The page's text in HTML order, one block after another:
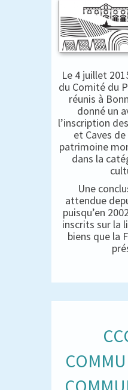
Le 4 juillet
du Comité du
réunis à
donné un
l’inscription
et Caves
patrimoine
dans la
Une
attendue
puisqu’en
inscrits sur la
biens que la